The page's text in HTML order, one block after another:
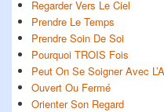
Regarder Vers Le Ciel
Prendre Le Temps
Prendre Soin De Soi
Pourquoi TROIS Fois
Peut On Se Soigner Avec
Ouvert Ou Fermé
Orienter Son Regard